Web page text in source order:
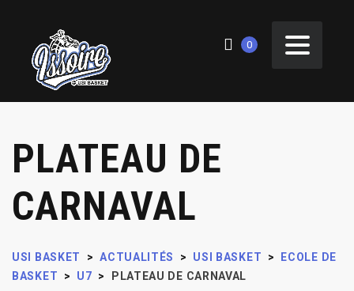
0
PLATEAU DE
CARNAVAL
USI BASKET > ACTUALITÉS > USI BASKET >
ECOLE DE
BASKET
> U7 > PLATEAU DE CARNAVAL